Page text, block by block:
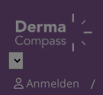
Anmelden